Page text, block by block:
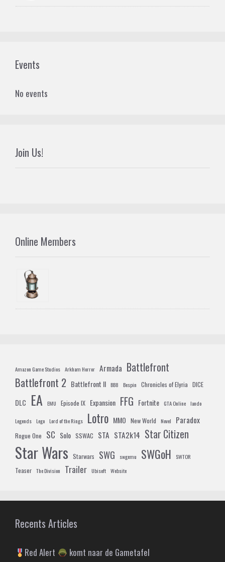
Events
No events
Join Us!
Online Members
Amazon Game Studios Arkham Horror Armada Battlefront
Battlefront 2 Battlefront II BB8 Bespin Chronicles of Elyria DICE
DLC EA EMU Episode IX Expansion FFG Fortnite GTA Online lando
Legends Lego Lord of the Rings Lotro MMO New World Novel Paradox
Rogue One SC Solo SSWAC STA STA2k14 Star Citizen
Star Wars Starwars SWG swgemu SWGoH SWTOR
Teaser The Division Trailer Ubisoft Website
Recents Articles
Red Alert
komt naar de Gametafel